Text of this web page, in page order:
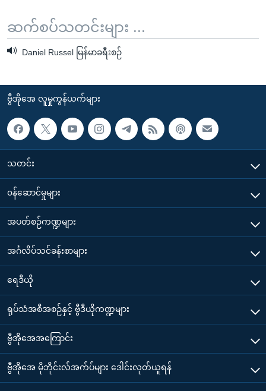
ဆက်စပ်သတင်းများ ...
Daniel Russel မြန်မာခရီးစဉ်
ဗွီအိုအေ လူမှုကွန်ယက်များ
သတင်း
၀န်ဆောင်မှုများ
အပတ်စဉ်ကဏ္ဍများ
အင်္ဂလိပ်သင်ခန်းစာများ
ရေဒီယို
ရုပ်သံအစီအစဉ်နှင့် ဗွီဒီယိုကဏ္ဍများ
ဗွီအိုအေအကြောင်း
ဗွီအိုအေ မိုဘိုင်းလ်အက်ပ်များ ဒေါင်းလုတ်ယူရန်